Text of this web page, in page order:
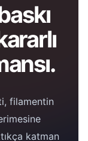
filamentin
katman